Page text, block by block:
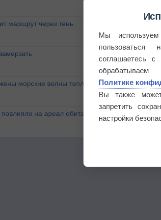
маршрут через тень
морские волны тепла
на ареал обитания бабочек
Мы
соглашаетесь
Политике
Вы также
запретить
настройки